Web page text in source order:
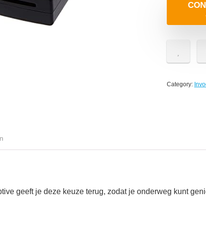
Category:
geeft je deze keuze terug, zodat je onderweg kunt